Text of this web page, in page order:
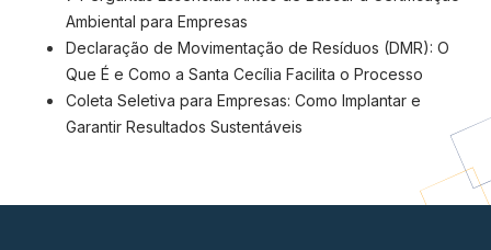
Ambiental para Empresas
Declaração de Movimentação de Resíduos (DMR): O
Que É e Como a Santa Cecília Facilita o Processo
Coleta Seletiva para Empresas: Como Implantar e
Garantir Resultados Sustentáveis